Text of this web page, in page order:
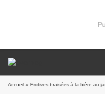
Accueil » Endives braisées à la bière au